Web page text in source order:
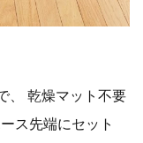
、 乾燥マット不要
ス先端にセット